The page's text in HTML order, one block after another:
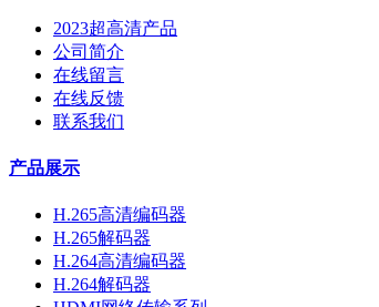
2023超高清产品
公司简介
在线留言
在线反馈
联系我们
产品展示
H.265高清编码器
H.265解码器
H.264高清编码器
H.264解码器